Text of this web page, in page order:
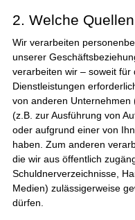
2. Welche
Wir verarbeiten
unserer
verarbeiten wir – soweit für
Dienstleistungen
von anderen Unternehmen
(z.B. zur Ausführung von
oder aufgrund einer von
haben. Zum anderen
die wir aus öffentlich
Schuldnerverzeichnisse,
Medien) zulässigerweise
dürfen.